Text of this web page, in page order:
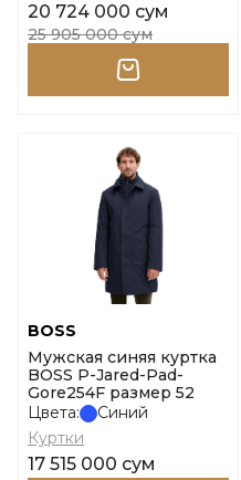
20 724 000 сум
25 905 000 сум
BOSS
Мужская синяя куртка
BOSS P-Jared-Pad-
Gore254F размер 52
Цвета:
Синий
Куртки
17 515 000 сум